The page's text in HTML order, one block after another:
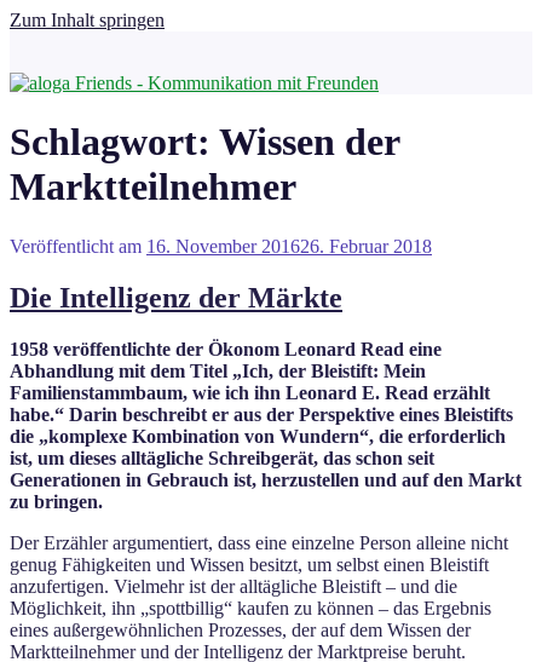
Zum Inhalt springen
Schlagwort: Wissen der
Marktteilnehmer
Veröffentlicht am 16. November 201626. Februar 2018
Die Intelligenz der Märkte
1958 veröffentlichte der Ökonom Leonard Read eine
Abhandlung mit dem Titel „Ich, der Bleistift: Mein
Familienstammbaum, wie ich ihn Leonard E. Read erzählt
habe.“ Darin beschreibt er aus der Perspektive eines Bleistifts
die „komplexe Kombination von Wundern“, die erforderlich
ist, um dieses alltägliche Schreibgerät, das schon seit
Generationen in Gebrauch ist, herzustellen und auf den Markt
zu bringen.
Der Erzähler argumentiert, dass eine einzelne Person alleine nicht
genug Fähigkeiten und Wissen besitzt, um selbst einen Bleistift
anzufertigen. Vielmehr ist der alltägliche Bleistift – und die
Möglichkeit, ihn „spottbillig“ kaufen zu können – das Ergebnis
eines außergewöhnlichen Prozesses, der auf dem Wissen der
Marktteilnehmer und der Intelligenz der Marktpreise beruht.